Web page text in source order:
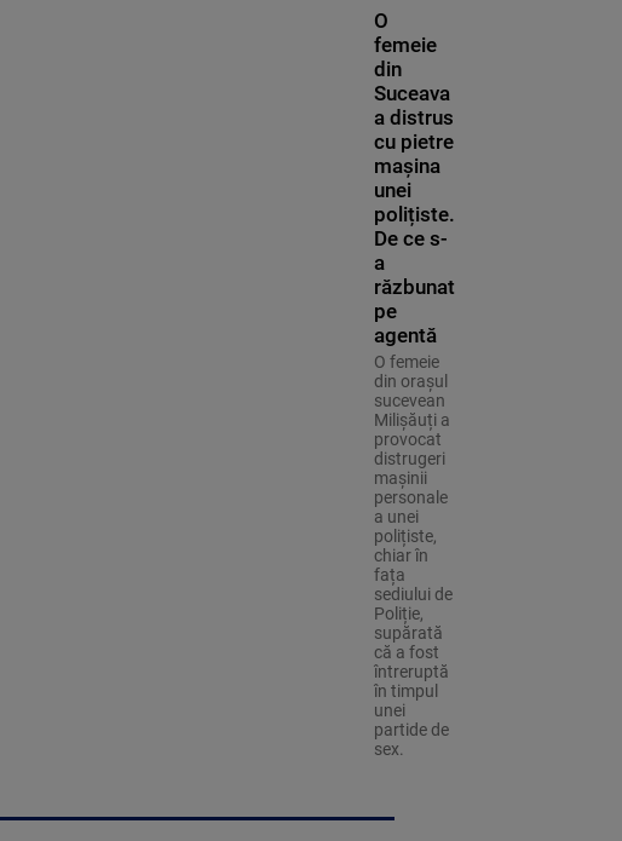
O
femeie
din
Suceava
a distrus
cu pietre
mașina
unei
polițiste.
De ce s-
a
răzbunat
pe
agentă
O femeie
din orașul
sucevean
Milișăuți a
provocat
distrugeri
mașinii
personale
a unei
polițiste,
chiar în
fața
sediului de
Poliție,
supărată
că a fost
întreruptă
în timpul
unei
partide de
sex.